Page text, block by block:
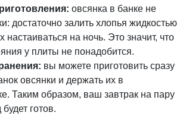
овсянка в банке не
достаточно залить хлопья жидкостью
настаиваться на ночь. Это значит, что
у плиты не понадобится.
вы можете приготовить сразу
овсянки и держать их в
Таким образом, ваш завтрак на пару
готов.